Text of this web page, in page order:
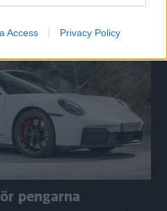
Access Privacy Policy
Q3 och Mazda CX-5.
pengarna